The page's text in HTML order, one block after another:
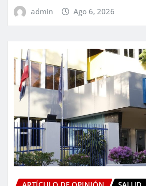
admin Ago 6, 2026